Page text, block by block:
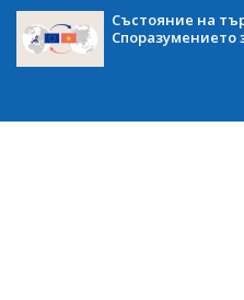
Състояние на
Споразумението